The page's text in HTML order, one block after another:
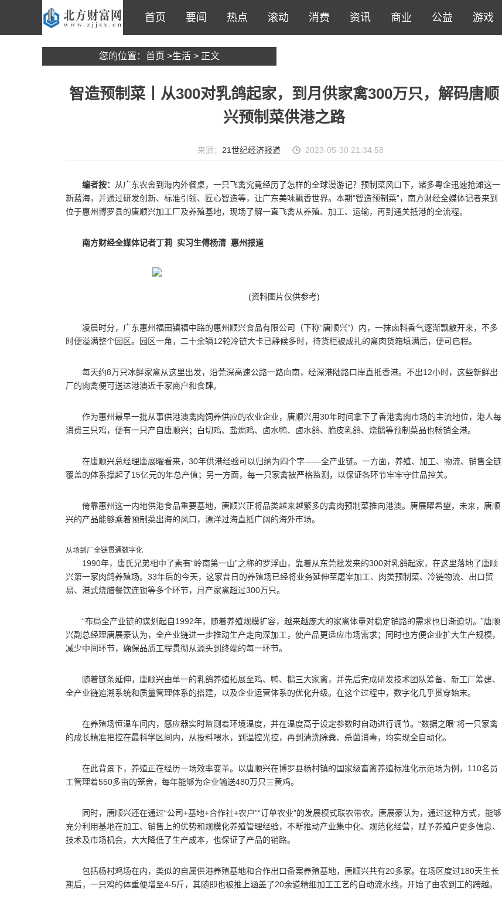
首页 要闻 热点 滚动 消费 资讯 商业 公益 游戏
您的位置： 首页 >生活 > 正文
智造预制菜丨从300对乳鸽起家，到月供家禽300万只，解码唐顺
兴预制菜供港之路
来源： 21世纪经济报道 2023-05-30 21:34:58
编者按：
从广东农舍到海内外餐桌，一只飞禽究竟经历了怎样的全球漫游记？预制菜风口下，诸多粤企迅速抢滩这一
新蓝海，并通过研发创新、标准引领、匠心智造等，让广东美味飘香世界。本期“智造预制菜”，南方财经全媒体记者来到
位于惠州博罗县的唐顺兴加工厂及养殖基地，现场了解一直飞禽从养殖、加工、运输，再到通关抵港的全流程。
南方财经全媒体记者丁莉 实习生傅杨清 惠州报道
(资料图片仅供参考)
凌晨时分，广东惠州福田镇福中路的惠州顺兴食品有限公司（下称“唐顺兴”）内，一抹卤料香气逐渐飘散开来，不多
时便溢满整个园区。园区一角，二十余辆12轮冷链大卡已静候多时，待货柜被成扎的禽肉货箱填满后，便可启程。
每天约8万只冰鲜家禽从这里出发，沿莞深高速公路一路向南，经深港陆路口岸直抵香港。不出12小时，这些新鲜出
厂的肉禽便可送达港澳近千家商户和食肆。
作为惠州最早一批从事供港澳禽肉饲养供应的农业企业，唐顺兴用30年时间拿下了香港禽肉市场的主流地位，港人每
消费三只鸡，便有一只产自唐顺兴；白切鸡、盐焗鸡、卤水鸭、卤水鸽、脆皮乳鸽、烧鹅等预制菜品也畅销全港。
在唐顺兴总经理唐展曜看来，30年供港经验可以归纳为四个字——全产业链。一方面，养殖、加工、物流、销售全链
覆盖的体系撑起了15亿元的年总产值；另一方面，每一只家禽被严格监测，以保证各环节牢牢守住品控关。
倚靠惠州这一内地供港食品重要基地，唐顺兴正将品类越来越繁多的禽肉预制菜推向港澳。唐展曜希望，未来，唐顺
兴的产品能够乘着预制菜出海的风口，漂洋过海直抵广阔的海外市场。
从场到厂全链贯通数字化
1990年，唐氏兄弟相中了素有“岭南第一山”之称的罗浮山，靠着从东莞批发来的300对乳鸽起家，在这里落地了唐顺
兴第一家肉鸽养殖场。33年后的今天，这家昔日的养殖场已经将业务延伸至屠宰加工、肉类预制菜、冷链物流、出口贸
易、港式烧腊餐饮连锁等多个环节，月产家禽超过300万只。
“布局全产业链的谋划起自1992年，随着养殖规模扩容，越来越庞大的家禽体量对稳定销路的需求也日渐迫切。”唐顺
兴副总经理唐展豪认为，全产业链进一步推动生产走向深加工，使产品更适应市场需求；同时也方便企业扩大生产规模，
减少中间环节，确保品质工程贯彻从源头到终端的每一环节。
随着链条延伸，唐顺兴由单一的乳鸽养殖拓展至鸡、鸭、鹅三大家禽，并先后完成研发技术团队筹备、新工厂筹建、
全产业链追溯系统和质量管理体系的搭建，以及企业运营体系的优化升级。在这个过程中，数字化几乎贯穿始末。
在养殖场恒温车间内，感应器实时监测着环境温度，并在温度高于设定参数时自动进行调节。“数据之眼”将一只家禽
的成长精准把控在最科学区间内，从投料喂水，到温控光控，再到清洗除粪、杀菌消毒，均实现全自动化。
在此背景下，养殖正在经历一场效率变革。以唐顺兴在博罗县杨村镇的国家级畜禽养殖标准化示范场为例，110名员
工管理着550多亩的笼舍，每年能够为企业输送480万只三黄鸡。
同时，唐顺兴还在通过“公司+基地+合作社+农户”“订单农业”的发展模式联农带农。唐展豪认为，通过这种方式，能够
充分利用基地在加工、销售上的优势和规模化养殖管理经验，不断推动产业集中化、规范化经营，赋予养殖户更多信息、
技术及市场机会，大大降低了生产成本，也保证了产品的销路。
包括杨村鸡场在内，类似的自属供港养殖基地和合作出口备案养殖基地，唐顺兴共有20多家。在场区度过180天生长
期后，一只鸡的体重便增至4-5斤，其随即也被推上涵盖了20余道精细加工工艺的自动流水线，开始了由农到工的跨越。